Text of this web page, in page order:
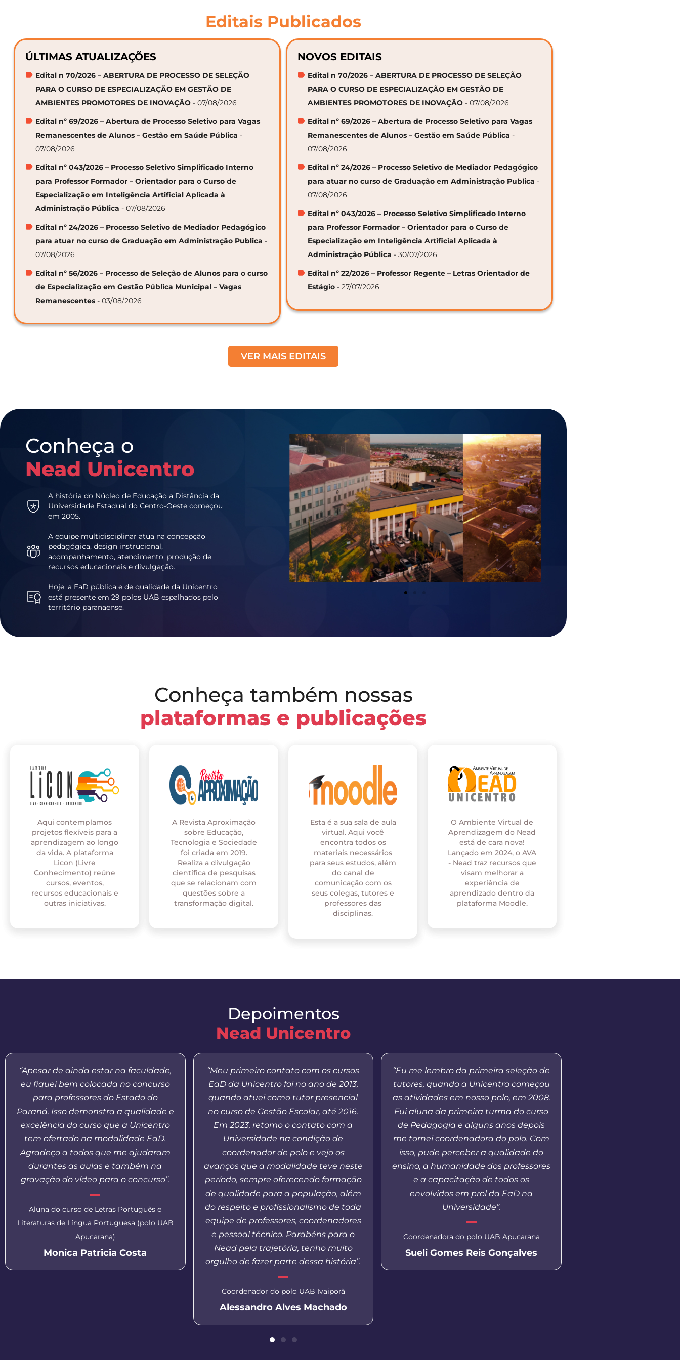
Editais Publicados
ÚLTIMAS ATUALIZAÇÕES
Edital n 70/2026 – ABERTURA DE PROCESSO DE SELEÇÃO
PARA O CURSO DE ESPECIALIZAÇÃO EM GESTÃO DE
AMBIENTES PROMOTORES DE INOVAÇÃO - 07/08/2026
Edital nº 69/2026 – Abertura de Processo Seletivo para Vagas
Remanescentes de Alunos – Gestão em Saúde Pública -
07/08/2026
Edital nº 043/2026 – Processo Seletivo Simplificado Interno
para Professor Formador – Orientador para o Curso de
Especialização em Inteligência Artificial Aplicada à
Administração Pública - 07/08/2026
Edital nº 24/2026 – Processo Seletivo de Mediador Pedagógico
para atuar no curso de Graduação em Administração Publica -
07/08/2026
Edital nº 56/2026 – Processo de Seleção de Alunos para o curso
de Especialização em Gestão Pública Municipal – Vagas
Remanescentes - 03/08/2026
NOVOS EDITAIS
Edital n 70/2026 – ABERTURA DE PROCESSO DE SELEÇÃO
PARA O CURSO DE ESPECIALIZAÇÃO EM GESTÃO DE
AMBIENTES PROMOTORES DE INOVAÇÃO - 07/08/2026
Edital nº 69/2026 – Abertura de Processo Seletivo para Vagas
Remanescentes de Alunos – Gestão em Saúde Pública -
07/08/2026
Edital nº 24/2026 – Processo Seletivo de Mediador Pedagógico
para atuar no curso de Graduação em Administração Publica -
07/08/2026
Edital nº 043/2026 – Processo Seletivo Simplificado Interno
para Professor Formador – Orientador para o Curso de
Especialização em Inteligência Artificial Aplicada à
Administração Pública - 30/07/2026
Edital nº 22/2026 – Professor Regente – Letras Orientador de
Estágio - 27/07/2026
VER MAIS EDITAIS
Conheça o
Nead Unicentro
A história do Núcleo de Educação a Distância da
Universidade Estadual do Centro-Oeste começou
em 2005.
A equipe multidisciplinar atua na concepção
pedagógica, design instrucional,
acompanhamento, atendimento, produção de
recursos educacionais e divulgação.
Hoje, a EaD pública e de qualidade da Unicentro
está presente em 29 polos UAB espalhados pelo
território paranaense.
Conheça também nossas
plataformas e publicações
Aqui contemplamos
projetos flexíveis para a
aprendizagem ao longo
da vida. A plataforma
Licon (Livre
Conhecimento) reúne
cursos, eventos,
recursos educacionais e
outras iniciativas.
A Revista Aproximação
sobre Educação,
Tecnologia e Sociedade
foi criada em 2019.
Realiza a divulgação
científica de pesquisas
que se relacionam com
questões sobre a
transformação digital.
Esta é a sua sala de aula
virtual. Aqui você
encontra todos os
materiais necessários
para seus estudos, além
do canal de
comunicação com os
seus colegas, tutores e
professores das
disciplinas.
O Ambiente Virtual de
Aprendizagem do Nead
está de cara nova!
Lançado em 2024, o AVA
- Nead traz recursos que
visam melhorar a
experiência de
aprendizado dentro da
plataforma Moodle.
Depoimentos
Nead Unicentro
“Apesar de ainda estar na faculdade,
eu fiquei bem colocada no concurso
para professores do Estado do
Paraná. Isso demonstra a qualidade e
excelência do curso que a Unicentro
tem ofertado na modalidade EaD.
Agradeço a todos que me ajudaram
durantes as aulas e também na
gravação do vídeo para o concurso”.
Aluna do curso de Letras Português e
Literaturas de Língua Portuguesa (polo UAB
Apucarana)
Monica Patricia Costa
“Meu primeiro contato com os cursos
EaD da Unicentro foi no ano de 2013,
quando atuei como tutor presencial
no curso de Gestão Escolar, até 2016.
Em 2023, retomo o contato com a
Universidade na condição de
coordenador de polo e vejo os
avanços que a modalidade teve neste
período, sempre oferecendo formação
de qualidade para a população, além
do respeito e profissionalismo de toda
equipe de professores, coordenadores
e pessoal técnico. Parabéns para o
Nead pela trajetória, tenho muito
orgulho de fazer parte dessa história”.
Coordenador do polo UAB Ivaiporã
Alessandro Alves Machado
“Eu me lembro da primeira seleção de
tutores, quando a Unicentro começou
as atividades em nosso polo, em 2008.
Fui aluna da primeira turma do curso
de Pedagogia e alguns anos depois
me tornei coordenadora do polo. Com
isso, pude perceber a qualidade do
ensino, a humanidade dos professores
e a capacitação de todos os
envolvidos em prol da EaD na
Universidade”.
Coordenadora do polo UAB Apucarana
Sueli Gomes Reis Gonçalves